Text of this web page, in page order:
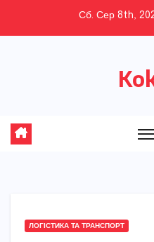
Сб. Сер 8th,
ЛОГІСТИКА ТА ТРАНСПОРТ